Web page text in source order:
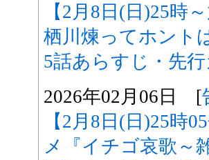
【2月8日(日)25時
栖川煉ってホント
5話あらすじ・先
2026年02月06日 [
【2月8日(日)25時
メ『イチゴ哀歌～